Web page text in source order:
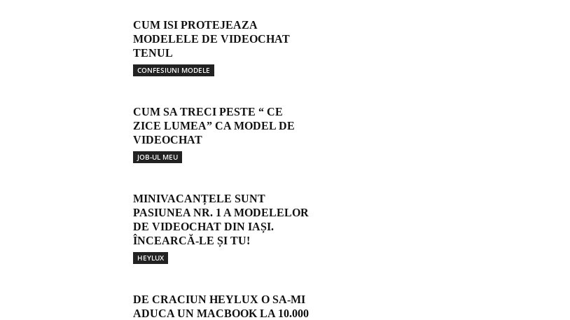
CUM ISI PROTEJEAZA
MODELELE DE VIDEOCHAT
TENUL
CONFESIUNI MODELE
CUM SA TRECI PESTE “ CE
ZICE LUMEA” CA MODEL DE
VIDEOCHAT
JOB-UL MEU
MINIVACANȚELE SUNT
PASIUNEA NR. 1 A MODELELOR
DE VIDEOCHAT DIN IAȘI.
ÎNCEARCĂ-LE ȘI TU!
HEYLUX
DE CRACIUN HEYLUX O SA-MI
ADUCA UN MACBOOK LA 10.000